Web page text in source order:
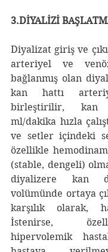
3.DİYALİZİ
Diyalizat giriş ve
arteriyel ve
bağlanmış olan
kan hattı
birleştirilir, kan
ml/dakika hızla
ve setler içindeki
özellikle
(stable, dengeli)
diyalizere kan
volümünde ortaya
karşılık olarak,
İstenirse,
hipervolemik